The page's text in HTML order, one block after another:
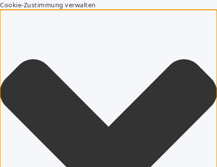
Cookie-Zustimmung verwalten